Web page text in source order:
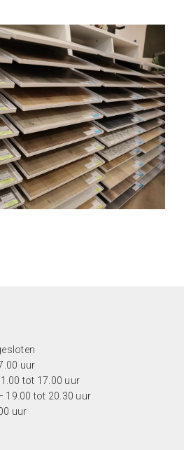
uur
tot 17.00 uur
19.00 tot 20.30 uur
uur